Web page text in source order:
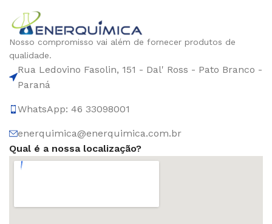
Nosso compromisso vai além de fornecer produtos de
qualidade.
Rua Ledovino Fasolin, 151 - Dal' Ross - Pato Branco -
Paraná
WhatsApp: 46 33098001
enerquimica@enerquimica.com.br
Qual é a nossa localização?